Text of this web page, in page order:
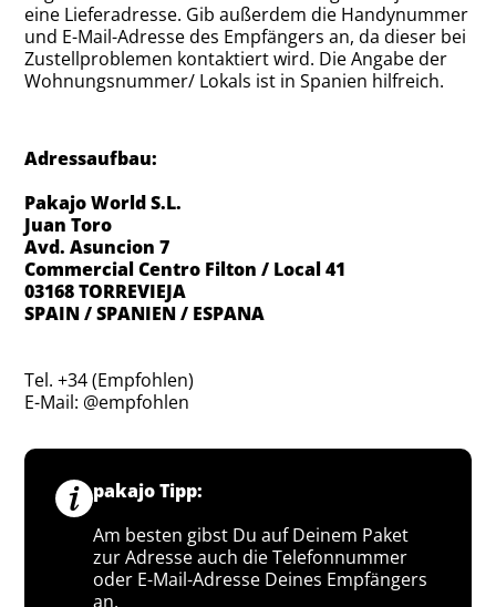
eine Lieferadresse. Gib außerdem die Handynummer
und E-Mail-Adresse des Empfängers an, da dieser bei
Zustellproblemen kontaktiert wird. Die Angabe der
Wohnungsnummer/ Lokals ist in Spanien hilfreich.
Adressaufbau:
Pakajo World S.L.
Juan Toro
Avd. Asuncion 7
Commercial Centro Filton / Local 41
03168 TORREVIEJA
SPAIN / SPANIEN / ESPANA
Tel. +34 (Empfohlen)
E-Mail: @empfohlen
pakajo Tipp:
Am besten gibst Du auf Deinem Paket
zur Adresse auch die Telefonnummer
oder E-Mail-Adresse Deines Empfängers
an.